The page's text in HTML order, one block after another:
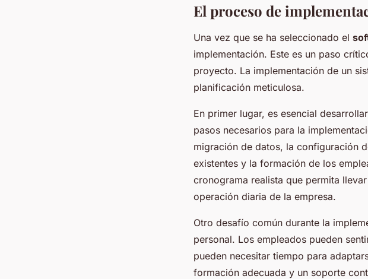
El proceso de
Una vez que se ha seleccionado el
implementación. Este es un paso
proyecto. La implementación de un
planificación meticulosa.
En primer lugar, es esencial
pasos necesarios para la
migración de datos, la configuración
existentes y la formación de los
cronograma realista que permita
operación diaria de la empresa.
Otro desafío común durante la
personal. Los empleados pueden
pueden necesitar tiempo para
formación adecuada y un soporte